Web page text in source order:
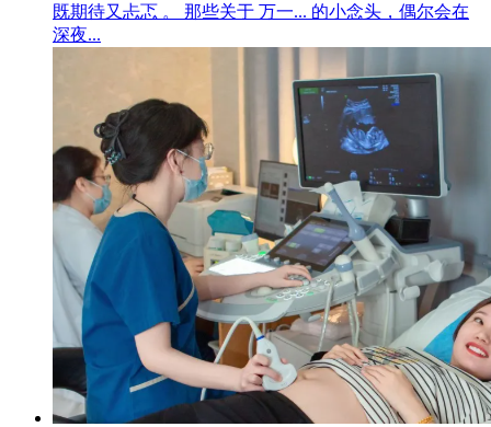
既期待又忐忑 。 那些关于 万一... 的小念头，偶尔会在
深夜...